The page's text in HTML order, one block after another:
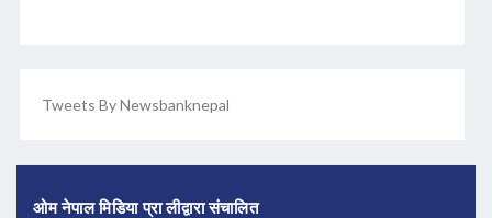
Tweets By Newsbanknepal
ओम नेपाल मिडिया प्रा लीद्वारा संचालित